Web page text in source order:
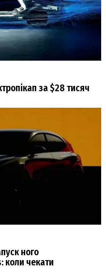
за $28 тисяч
ного
коли чекати